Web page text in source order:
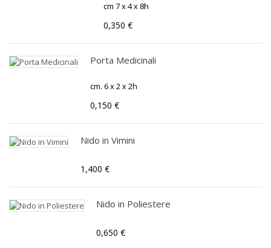
cm 7 x 4 x 8h
0,350 €
Porta Medicinali
cm. 6 x 2 x 2h
0,150 €
Nido in Vimini
1,400 €
Nido in Poliestere
0,650 €